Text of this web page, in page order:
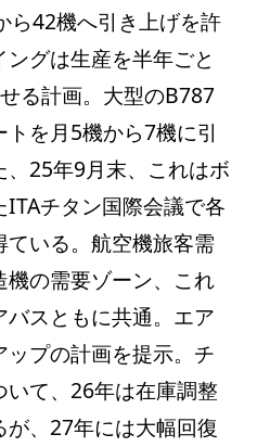
ら42機へ引き上げを許
グは生産を半年ごと
る計画。大型のB787
を月5機から7機に引
、25年9月末、これはボ
チタン国際会議で各
いる。航空機旅客需
の需要ゾーン、これ
スともに共通。エア
プの計画を提示。チ
いて、26年は在庫調整
、27年には大幅回復